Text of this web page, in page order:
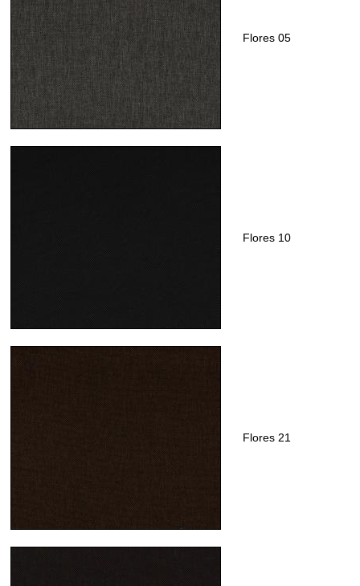
Flores 05
Flores 10
Flores 21